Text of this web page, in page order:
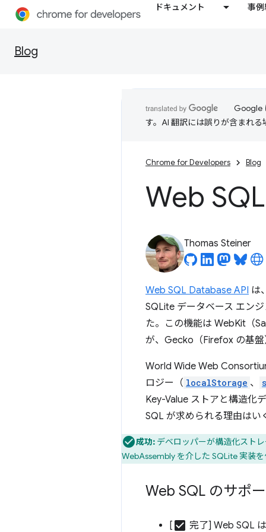
ドキュメント 事
Blog
Google
す。AI 翻訳には誤りが含まれる
Chrome for Developers Blog
Web
Thomas Steiner
Web SQL Database API は
SQLite データベース エン
た。この機能は WebKit（
が、Gecko（Firefox の基
World Wide Web
ロジー（ localStorage 、
Key-Value ストアと構造化
SQL が求められる理由はい
成功: デベロッパーが構造化スト
WebAssembly を介した SQLite 実装
Web SQL のサポ
[ check_box 完了] Web SQL